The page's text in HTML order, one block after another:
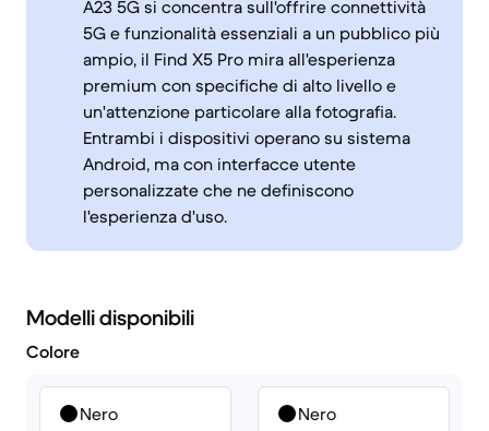
A23 5G si concentra sull'offrire connettività
5G e funzionalità essenziali a un pubblico più
ampio, il Find X5 Pro mira all'esperienza
premium con specifiche di alto livello e
un'attenzione particolare alla fotografia.
Entrambi i dispositivi operano su sistema
Android, ma con interfacce utente
personalizzate che ne definiscono
l'esperienza d'uso.
Modelli disponibili
Colore
Nero Nero